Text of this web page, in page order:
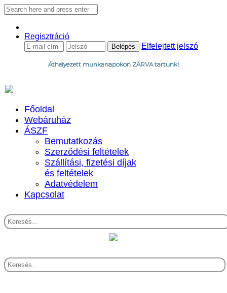
Regisztráció
Elfelejtett jelszó
Áthelyezett munkanapokon ZÁRVA tartunk!
Főoldal
Webáruház
ÁSZF
Bemutatkozás
Szerződési feltételek
Szállítási, fizetési díjak
és feltételek
Adatvédelem
Kapcsolat